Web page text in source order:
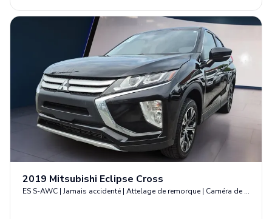
2019 Mitsubishi Eclipse Cross
ES S-AWC | Jamais accidenté | Attelage de remorque | Caméra de recul